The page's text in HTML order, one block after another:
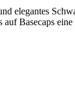
elegantes
Basecaps